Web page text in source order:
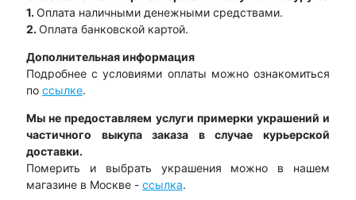
1. Оплата наличными денежными средствами.
2. Оплата банковской картой.
Дополнительная информация
Подробнее с условиями оплаты можно ознакомиться
по ссылке.
Мы не предоставляем услуги примерки украшений и
частичного выкупа заказа в случае курьерской
доставки.
Померить и выбрать украшения можно в нашем
магазине в Москве - ссылка.